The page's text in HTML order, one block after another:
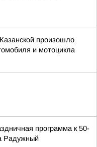
произошло
и мотоцикла
программа к 50-
Радужный